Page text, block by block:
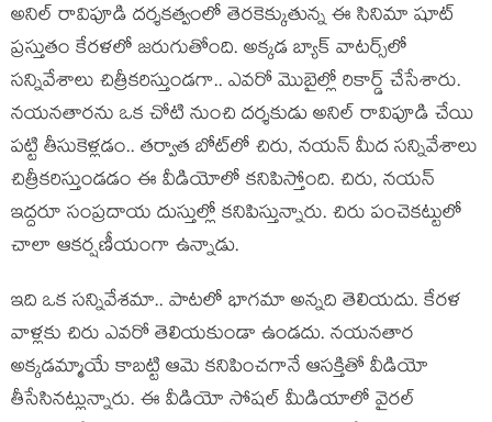
అనిల్ రావిపూడి దర్శకత్వంలో తెరకెక్కుతున్న ఈ సినిమా షూట్
ప్రస్తుతం కేరళలో జరుగుతోంది. అక్కడ బ్యాక్ వాటర్స్‌లో
సన్నివేశాలు చిత్రీకరిస్తుండగా.. ఎవరో మొబైల్లో రికార్డ్ చేసేశారు.
నయనతారను ఒక చోటి నుంచి దర్శకుడు అనిల్ రావిపూడి చేయి
పట్టి తీసుకెళ్లడం.. తర్వాత బోట్‌లో చిరు, నయన్ మీద సన్నివేశాలు
చిత్రీకరిస్తుండడం ఈ వీడియోలో కనిపిస్తోంది. చిరు, నయన్
ఇద్దరూ సంప్రదాయ దుస్తుల్లో కనిపిస్తున్నారు. చిరు పంచెకట్టులో
చాలా ఆకర్షణీయంగా ఉన్నాడు.
ఇది ఒక సన్నివేశమా.. పాటలో భాగమా అన్నది తెలియదు. కేరళ
వాళ్లకు చిరు ఎవరో తెలియకుండా ఉండదు. నయనతార
అక్కడమ్మాయే కాబట్టి ఆమె కనిపించగానే ఆసక్తితో వీడియో
తీసేసినట్లున్నారు. ఈ వీడియో సోషల్ మీడియాలో వైరల్